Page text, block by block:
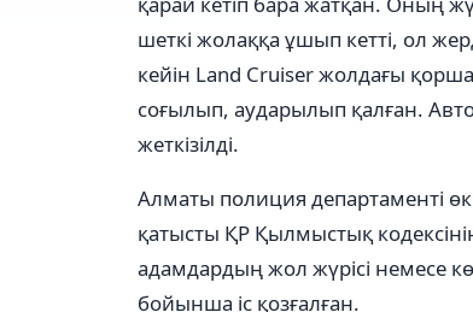
шеткі жолаққа ұшып кетті, ол
кейін Land Cruiser жолдағы
соғылып, аударылып қалған.
жеткізілді.
Алматы полиция департаменті
қатысты ҚР Қылмыстық
адамдардың жол жүрісі немесе
бойынша іс қозғалған.